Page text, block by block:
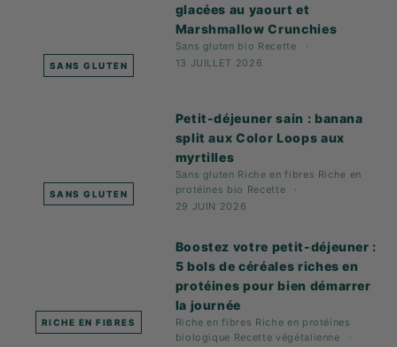
SANS GLUTEN
glacées au yaourt et
Marshmallow Crunchies
Sans gluten bio Recette
13 JUILLET 2026
SANS GLUTEN
Petit-déjeuner sain : banana
split aux Color Loops aux
myrtilles
Sans gluten Riche en fibres Riche en
protéines bio Recette
29 JUIN 2026
RICHE EN FIBRES
Boostez votre petit-déjeuner :
5 bols de céréales riches en
protéines pour bien démarrer
la journée
Riche en fibres Riche en protéines
biologique Recette végétalienne